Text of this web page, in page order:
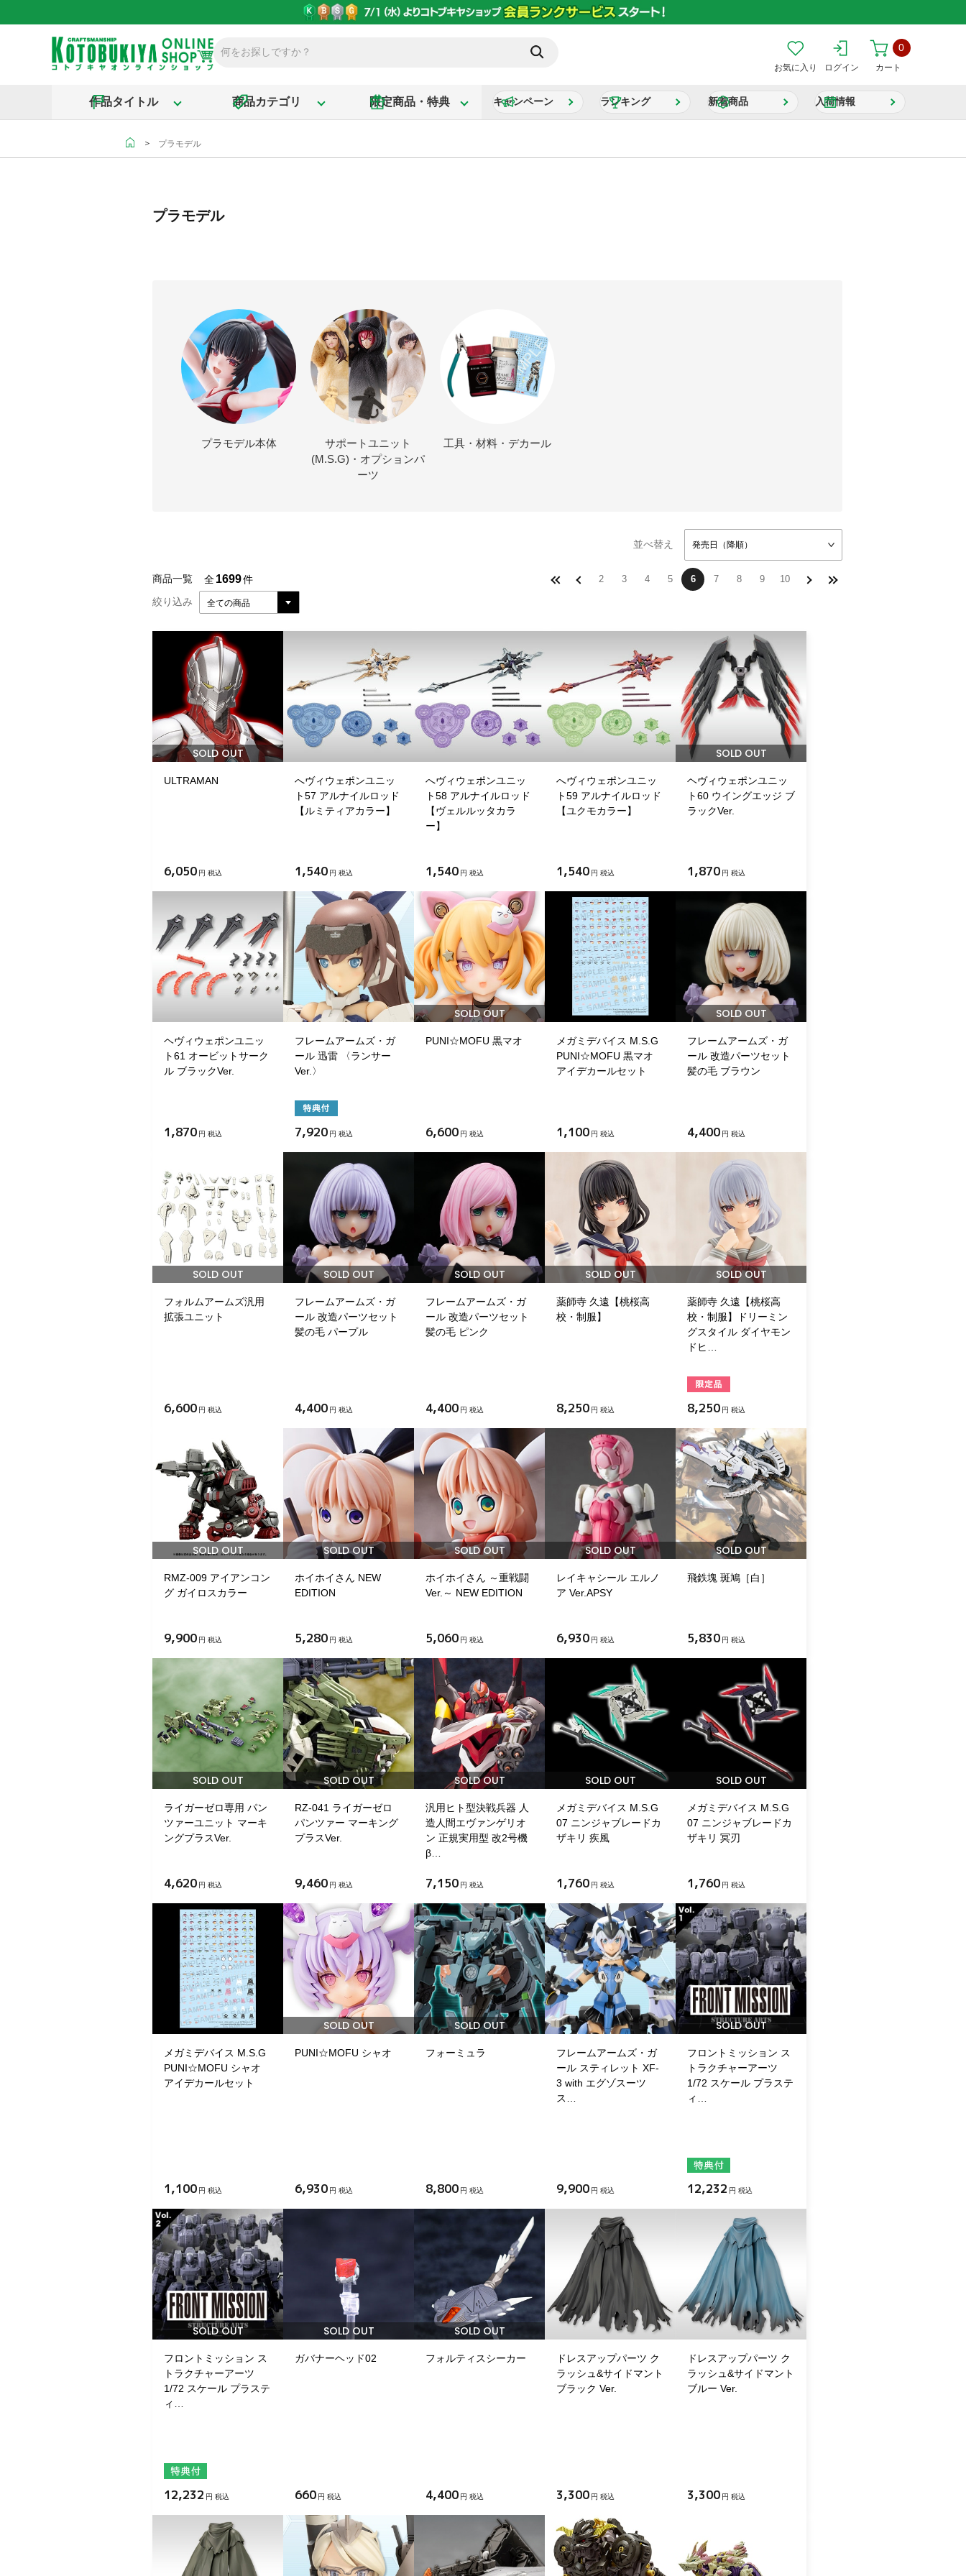
お気に入り ログイン カート
0
作品タイトル 商品カテゴリ 限定商品・特典 キャンペーン ランキング 新着商品 入荷情報
＞ プラモデル
プラモデル
プラモデル本体
サポートユニット
(M.S.G)・オプションパ
ーツ
工具・材料・デカール
並べ替え 発売日（降順）
商品一覧 全1699件 2 3 4 5 6 7 8 9 10
絞り込み 全ての商品
SOLD OUT
ULTRAMAN
6,050 円 税込
へヴィウェポンユニッ
ト57 アルナイルロッド
【ルミティアカラー】
1,540 円 税込
へヴィウェポンユニッ
ト58 アルナイルロッド
【ヴェルルッタカラ
ー】
1,540 円 税込
へヴィウェポンユニッ
ト59 アルナイルロッド
【ユクモカラー】
1,540 円 税込
SOLD OUT
ヘヴィウェポンユニッ
ト60 ウイングエッジ ブ
ラックVer.
1,870 円 税込
ヘヴィウェポンユニッ
ト61 オービットサーク
ル ブラックVer.
1,870 円 税込
フレームアームズ・ガ
ール 迅雷 〈ランサー
Ver.〉
7,920 円 税込
SOLD OUT
PUNI☆MOFU 黒マオ
6,600 円 税込
メガミデバイス M.S.G
PUNI☆MOFU 黒マオ
アイデカールセット
1,100 円 税込
SOLD OUT
フレームアームズ・ガ
ール 改造パーツセット
髪の毛 ブラウン
4,400 円 税込
SOLD OUT
フォルムアームズ汎用
拡張ユニット
6,600 円 税込
SOLD OUT
フレームアームズ・ガ
ール 改造パーツセット
髪の毛 パープル
4,400 円 税込
SOLD OUT
フレームアームズ・ガ
ール 改造パーツセット
髪の毛 ピンク
4,400 円 税込
SOLD OUT
薬師寺 久遠【桃桜高
校・制服】
8,250 円 税込
SOLD OUT
薬師寺 久遠【桃桜高
校・制服】ドリーミン
グスタイル ダイヤモン
ドヒ…
8,250 円 税込
SOLD OUT
RMZ-009 アイアンコン
グ ガイロスカラー
9,900 円 税込
SOLD OUT
ホイホイさん NEW
EDITION
5,280 円 税込
SOLD OUT
ホイホイさん ～重戦闘
Ver.～ NEW EDITION
5,060 円 税込
SOLD OUT
レイキャシール エルノ
ア Ver.APSY
6,930 円 税込
SOLD OUT
飛鉄塊 斑鳩［白］
5,830 円 税込
SOLD OUT
ライガーゼロ専用 パン
ツァーユニット マーキ
ングプラスVer.
4,620 円 税込
SOLD OUT
RZ-041 ライガーゼロ
パンツァー マーキング
プラスVer.
9,460 円 税込
SOLD OUT
汎用ヒト型決戦兵器 人
造人間エヴァンゲリオ
ン 正規実用型 改2号機
β…
7,150 円 税込
SOLD OUT
メガミデバイス M.S.G
07 ニンジャブレードカ
ザキリ 疾風
1,760 円 税込
SOLD OUT
メガミデバイス M.S.G
07 ニンジャブレードカ
ザキリ 冥刃
1,760 円 税込
メガミデバイス M.S.G
PUNI☆MOFU シャオ
アイデカールセット
1,100 円 税込
SOLD OUT
PUNI☆MOFU シャオ
6,930 円 税込
SOLD OUT
フォーミュラ
8,800 円 税込
フレームアームズ・ガ
ール スティレット XF-
3 with エグゾスーツ
ス…
9,900 円 税込
SOLD OUT
フロントミッション ス
トラクチャーアーツ
1/72 スケール プラステ
ィ…
12,232 円 税込
SOLD OUT
フロントミッション ス
トラクチャーアーツ
1/72 スケール プラステ
ィ…
12,232 円 税込
SOLD OUT
ガバナーヘッド02
660 円 税込
SOLD OUT
フォルティスシーカー
4,400 円 税込
ドレスアップパーツ ク
ラッシュ&サイドマント
ブラック Ver.
3,300 円 税込
ドレスアップパーツ ク
ラッシュ&サイドマント
ブルー Ver.
3,300 円 税込